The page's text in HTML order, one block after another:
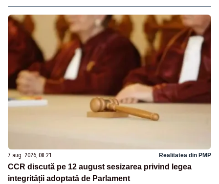
7 aug. 2026, 08:21 Realitatea din PMP
CCR discută pe 12 august sesizarea privind legea
integrității adoptată de Parlament